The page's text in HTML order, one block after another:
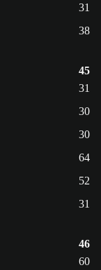
31
38
45
31
30
30
64
52
31
46
60